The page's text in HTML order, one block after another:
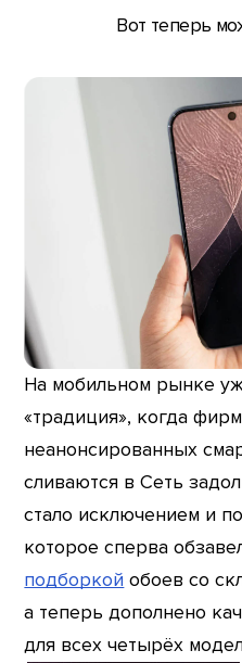
Вот теперь
На мобильном рынке
«традиция», когда
неанонсированных
сливаются в Сеть
стало исключением и
которое сперва
подборкой обоев со
а теперь дополнено
для всех четырёх